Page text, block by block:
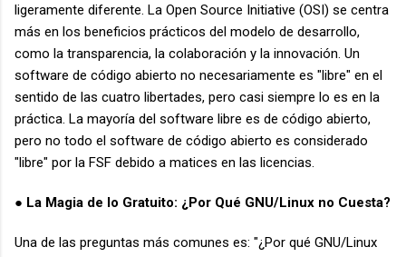
ligeramente diferente. La Open Source Initiative (OSI) se centra
más en los beneficios prácticos del modelo de desarrollo,
como la transparencia, la colaboración y la innovación. Un
software de código abierto no necesariamente es "libre" en el
sentido de las cuatro libertades, pero casi siempre lo es en la
práctica. La mayoría del software libre es de código abierto,
pero no todo el software de código abierto es considerado
"libre" por la FSF debido a matices en las licencias.
● La Magia de lo Gratuito: ¿Por Qué GNU/Linux no Cuesta?
Una de las preguntas más comunes es: "¿Por qué GNU/Linux